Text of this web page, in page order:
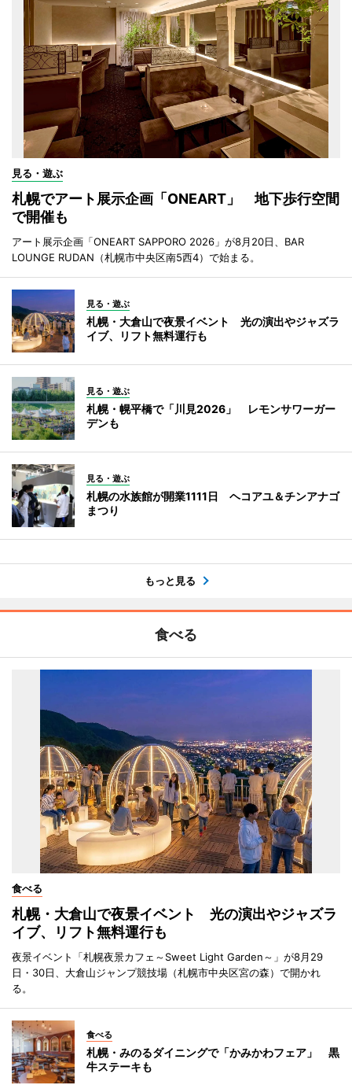
見る・遊ぶ
札幌でアート展示企画「ONEART」 地下歩行空間
で開催も
アート展示企画「ONEART SAPPORO 2026」が8月20日、BAR
LOUNGE RUDAN（札幌市中央区南5西4）で始まる。
見る・遊ぶ
札幌・大倉山で夜景イベント 光の演出やジャズラ
イブ、リフト無料運行も
見る・遊ぶ
札幌・幌平橋で「川見2026」 レモンサワーガー
デンも
見る・遊ぶ
札幌の水族館が開業1111日 ヘコアユ＆チンアナゴ
まつり
もっと見る
食べる
食べる
札幌・大倉山で夜景イベント 光の演出やジャズラ
イブ、リフト無料運行も
夜景イベント「札幌夜景カフェ～Sweet Light Garden～」が8月29
日・30日、大倉山ジャンプ競技場（札幌市中央区宮の森）で開かれ
る。
食べる
札幌・みのるダイニングで「かみかわフェア」 黒
牛ステーキも